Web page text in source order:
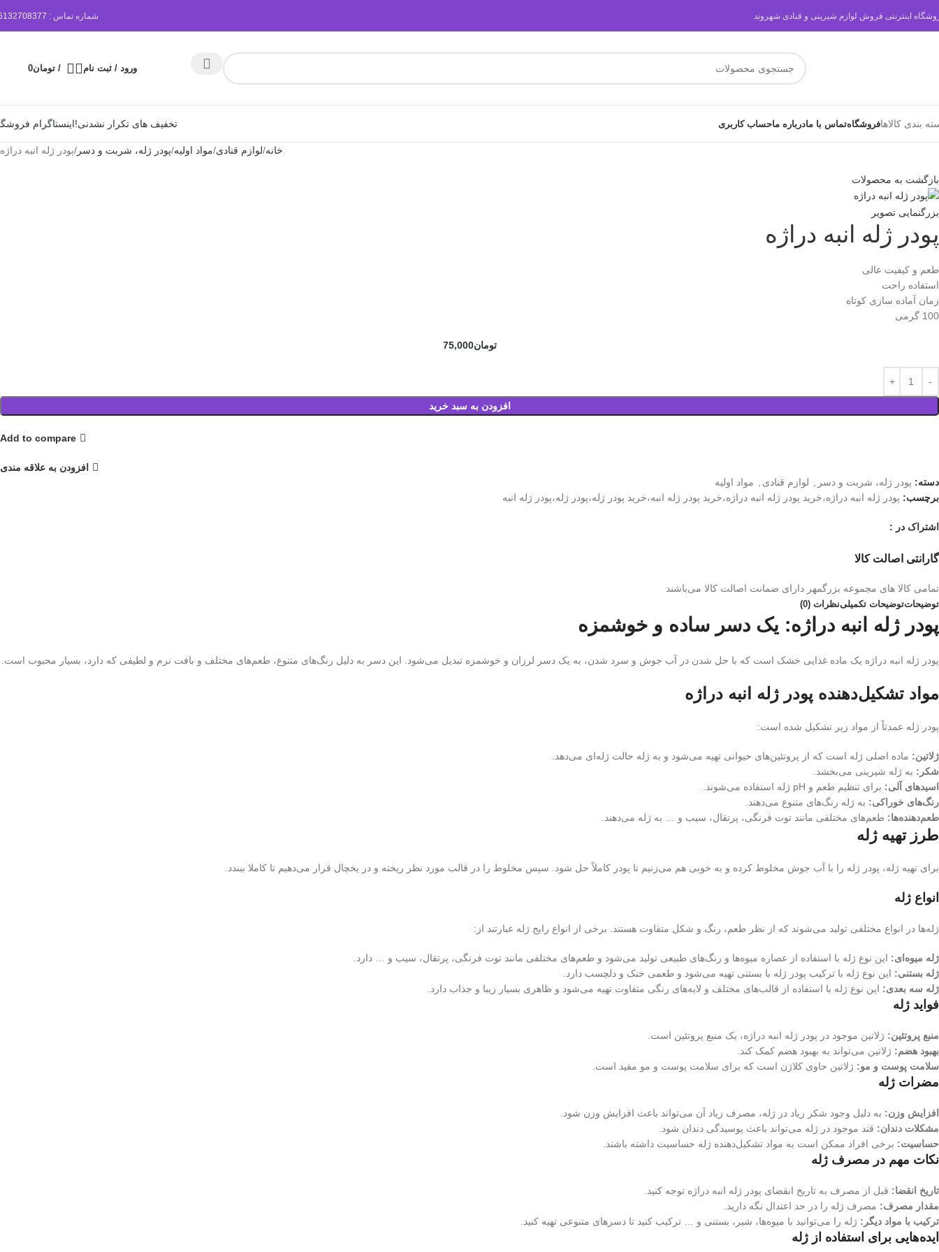
اینترنتی فروش لوازم شیرینی و قنادی شهروند شماره تماس :
ورود / ثبت نام / تومان0
بندی کالاهافروشگاهتماس با مادرباره ماحساب کاربری تخفیف های تکرار نشدنی!اینستاگرام
خانه لوازم قنادی مواد اولیه پودر ژله، شربت و دسر پودر ژله انبه دراژه
بازگشت به محصولات
بزرگنمایی تصویر
پودر ژله انبه دراژه
طعم و کیفیت عالی
استفاده راحت
زمان آماده سازی کوتاه
100 گرمی
تومان75,000
افزودن به سبد خرید
Add to compare
افزودن به علاقه مندی
دسته: پودر ژله، شربت و دسر لوازم قنادی
مواد اولیه
برچسب: پودر ژله انبه دراژه،خرید پودر ژله انبه دراژه،خرید پودر ژله انبه،خرید پودر ژله،پودر ژله،پودر ژله انبه
اشتراک در :
گارانتی اصالت کالا
تمامی کالا های مجموعه بزرگمهر دارای ضمانت اصالت کالا می‌باشند
توضیحاتتوضیحات تکمیلینظرات (0)
پودر ژله انبه دراژه: یک دسر ساده و خوشمزه
پودر ژله انبه دراژه یک ماده غذایی خشک است که با حل شدن در آب جوش و سرد شدن، به یک دسر لرزان و خوشمزه تبدیل می‌شود. این دسر به دلیل رنگ‌های متنوع، طعم‌های مختلف و بافت نرم و لطیفی که دارد، بسیار محبوب است.
مواد تشکیل‌دهنده پودر ژله انبه دراژه
پودر ژله عمدتاً از مواد زیر تشکیل شده است:
ژلاتین: ماده اصلی ژله است که از پروتئین‌های حیوانی تهیه می‌شود و به ژله حالت ژله‌ای می‌دهد.
شکر: به ژله شیرینی می‌بخشد.
اسیدهای آلی: برای تنظیم طعم و pH ژله استفاده می‌شوند.
رنگ‌های خوراکی: به ژله رنگ‌های متنوع می‌دهند.
طعم‌دهنده‌ها: طعم‌های مختلفی مانند توت فرنگی، پرتقال، سیب و … به ژله می‌دهند.
طرز تهیه ژله
برای تهیه ژله، پودر ژله را با آب جوش مخلوط کرده و به خوبی هم می‌زنیم تا پودر کاملاً حل شود. سپس مخلوط را در قالب مورد نظر ریخته و در یخچال قرار می‌دهیم تا کاملا ببندد.
انواع ژله
ژله‌ها در انواع مختلفی تولید می‌شوند که از نظر طعم، رنگ و شکل متفاوت هستند. برخی از انواع رایج ژله عبارتند از:
ژله میوه‌ای: این نوع ژله با استفاده از عصاره میوه‌ها و رنگ‌های طبیعی تولید می‌شود و طعم‌های مختلفی مانند توت فرنگی، پرتقال، سیب و … دارد.
ژله بستنی: این نوع ژله با ترکیب پودر ژله با بستنی تهیه می‌شود و طعمی خنک و دلچسب دارد.
ژله سه بعدی: این نوع ژله با استفاده از قالب‌های مختلف و لایه‌های رنگی متفاوت تهیه می‌شود و ظاهری بسیار زیبا و جذاب دارد.
فواید ژله
منبع پروتئین: ژلاتین موجود در پودر ژله انبه دراژه، یک منبع پروتئین است.
بهبود هضم: ژلاتین می‌تواند به بهبود هضم کمک کند.
سلامت پوست و مو: ژلاتین حاوی کلاژن است که برای سلامت پوست و مو مفید است.
مضرات ژله
افزایش وزن: به دلیل وجود شکر زیاد در ژله، مصرف زیاد آن می‌تواند باعث افزایش وزن شود.
مشکلات دندان: قند موجود در ژله می‌تواند باعث پوسیدگی دندان شود.
حساسیت: برخی افراد ممکن است به مواد تشکیل‌دهنده ژله حساسیت داشته باشند.
نکات مهم در مصرف ژله
تاریخ انقضا: قبل از مصرف به تاریخ انقضای پودر ژله انبه دراژه توجه کنید.
مقدار مصرف: مصرف ژله را در حد اعتدال نگه دارید.
ترکیب با مواد دیگر: ژله را می‌توانید با میوه‌ها، شیر، بستنی و … ترکیب کنید تا دسرهای متنوعی تهیه کنید.
ایده‌هایی برای استفاده از ژله